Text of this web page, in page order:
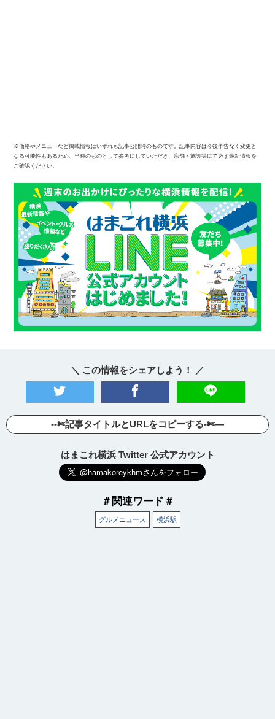
※価格やメニューなど掲載情報はいずれも記事公開時のものです。記事内容は今後予告なく変更と
なる可能性もあるため、当時のものとして参考にしていただき、店舗・施設等にて必ず最新情報を
ご確認ください。
＼ この情報をシェアしよう！ ／
--✄記事タイトルとURLをコピーする-✄—
はまこれ横浜 Twitter 公式アカウント
＃関連ワード＃
グルメニュース 横浜駅